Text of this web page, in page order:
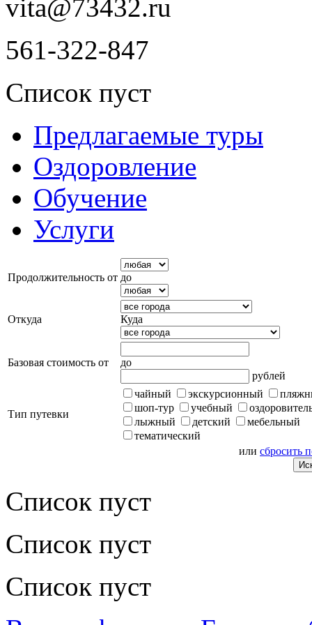
vita@73432.ru
561-322-847
Список пуст
Предлагаемые туры
Оздоровление
Обучение
Услуги
Продолжительность от до
Откуда Куда
Базовая стоимость от
до
рублей
Тип путевки
чайный экскурсионный
шоп-тур
учебный
лыжный
детский
мебельный
тематический
или сбросить
Список пуст
Список пуст
Список пуст